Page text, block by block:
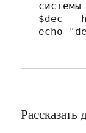
$dec =
echo
Рассказать